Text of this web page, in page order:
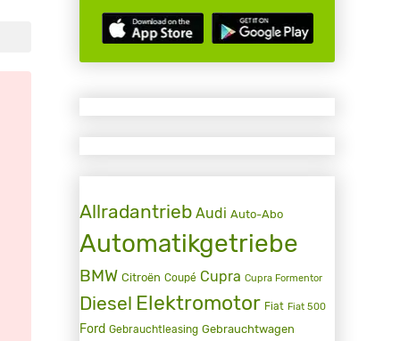
Allradantrieb Audi Auto-Abo
Automatikgetriebe
BMW Citroën Coupé Cupra Cupra Formentor
Diesel Elektromotor Fiat Fiat 500
Ford Gebrauchtleasing Gebrauchtwagen